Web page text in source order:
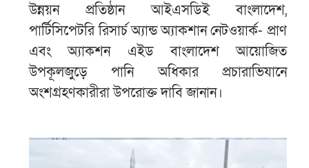
উন্নয়ন প্রতিষ্ঠান আইএসডিই বাংলাদেশ,
পার্টিসিপেটরি রিসার্চ অ্যান্ড অ্যাকশান নেটওয়ার্ক- প্রাণ
এবং অ্যাকশন এইড বাংলাদেশ আয়োজিত
উপকূলজুড়ে পানি অধিকার প্রচারাভিযানে
অংশগ্রহণকারীরা উপরোক্ত দাবি জানান।